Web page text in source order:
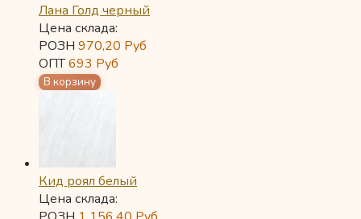
Лана Голд черный
Цена склада:
РОЗН 970,20 Руб
ОПТ693 Руб
Кид роял белый
Цена склада: